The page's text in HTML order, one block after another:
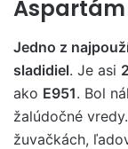
Aspartám
Jedno z
sladidiel. Je asi
ako E951. Bol
žalúdočné
žuvačkách,